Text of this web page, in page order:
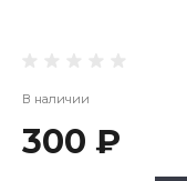
В наличии
300 ₽